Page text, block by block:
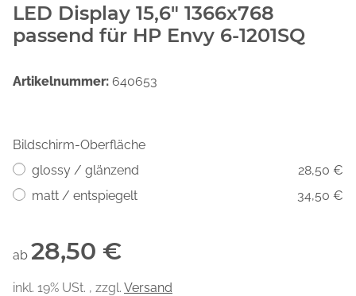
LED Display 15,6" 1366x768
passend für HP Envy 6-1201SQ
Artikelnummer: 640653
Bildschirm-Oberfläche
glossy / glänzend
28,50 €
matt / entspiegelt
34,50 €
ab 28,50 €
inkl. 19% USt. , zzgl. Versand